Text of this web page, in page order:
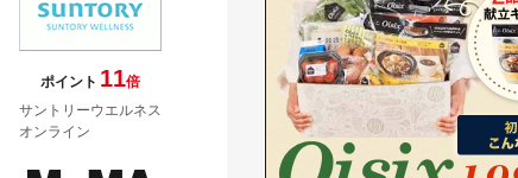
ポイント 11倍
サントリーウエルネス
オンライン